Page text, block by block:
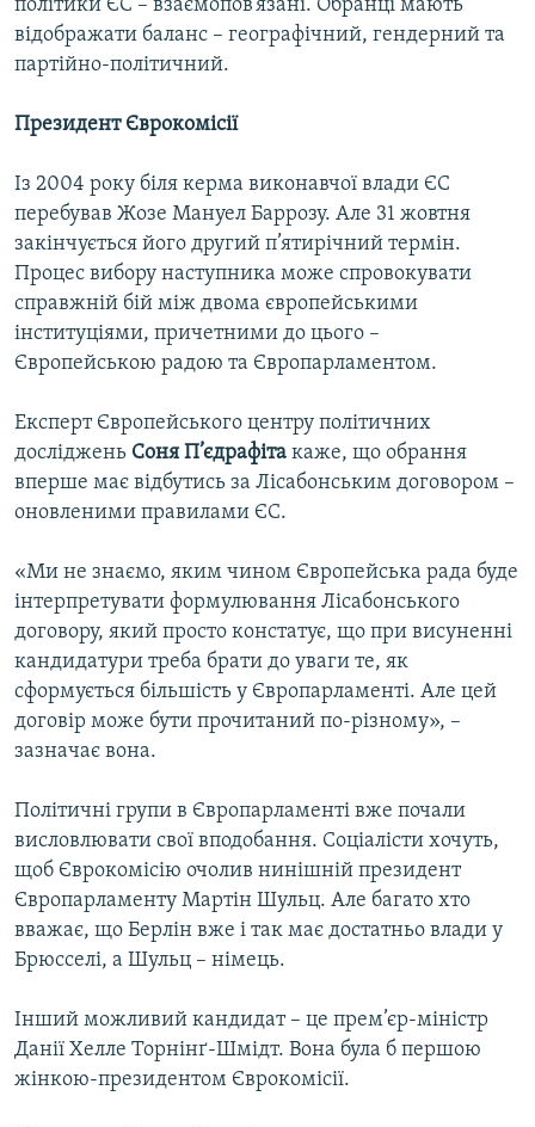
політики ЄС – взаємопов’язані. Обранці мають
відображати баланс – географічний, гендерний та
партійно-політичний.
Президент Єврокомісії
Із 2004 року біля керма виконавчої влади ЄС
перебував Жозе Мануел Баррозу. Але 31 жовтня
закінчується його другий п’ятирічний термін.
Процес вибору наступника може спровокувати
справжній бій між двома європейськими
інституціями, причетними до цього –
Європейською радою та Європарламентом.
Експерт Європейського центру політичних
досліджень Соня П’єдрафіта каже, що обрання
вперше має відбутись за Лісабонським договором –
оновленими правилами ЄС.
«Ми не знаємо, яким чином Європейська рада буде
інтерпретувати формулювання Лісабонського
договору, який просто констатує, що при висуненні
кандидатури треба брати до уваги те, як
сформується більшість у Європарламенті. Але цей
договір може бути прочитаний по-різному», –
зазначає вона.
Політичні групи в Європарламенті вже почали
висловлювати свої вподобання. Соціалісти хочуть,
щоб Єврокомісію очолив нинішній президент
Європарламенту Мартін Шульц. Але багато хто
вважає, що Берлін вже і так має достатньо влади у
Брюсселі, а Шульц – німець.
Інший можливий кандидат – це прем’єр-міністр
Данії Хелле Торнінґ-Шмідт. Вона була б першою
жінкою-президентом Єврокомісії.